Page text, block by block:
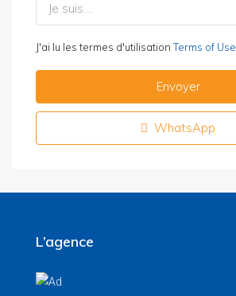
Je suis....
J'ai lu les termes d'utilisationTerms of Use
Envoyer
WhatsApp
L’agence